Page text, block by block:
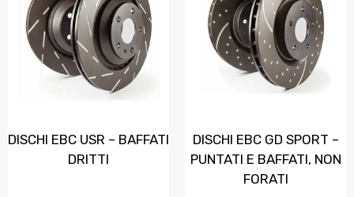
DISCHI EBC USR – BAFFATI
DRITTI
DISCHI EBC GD SPORT –
PUNTATI E BAFFATI, NON
FORATI